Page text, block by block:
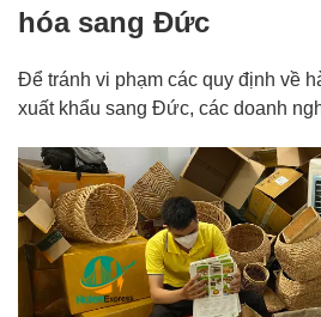
hóa sang Đức
Để tránh vi phạm các quy định về
xuất khẩu sang Đức, các doanh